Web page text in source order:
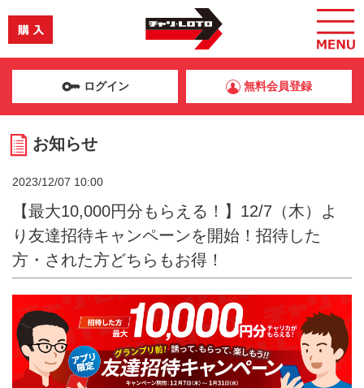
ログイン 無料会員登録
お知らせ
2023/12/07 10:00
【最大10,000円分もらえる！】12/7（木）よ
り友達招待キャンペーンを開始！招待した
方・された方どちらもお得！